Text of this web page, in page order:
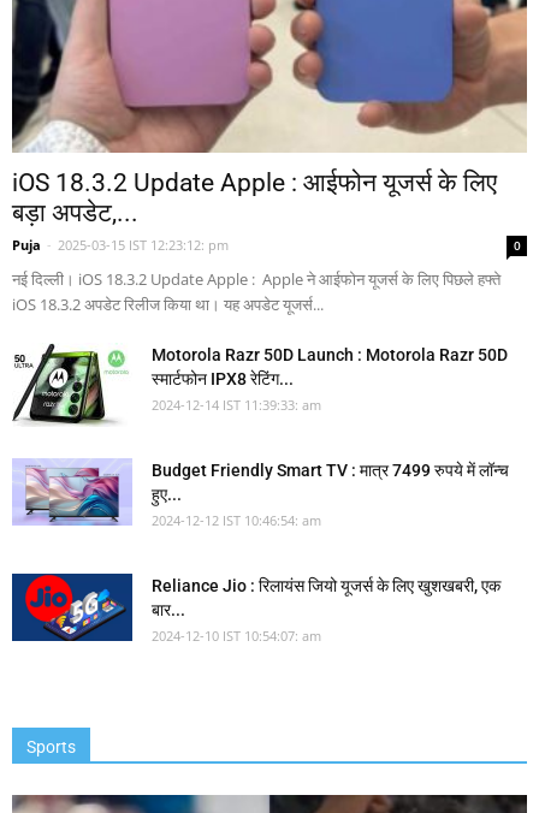
iOS 18.3.2 Update Apple : आईफोन यूजर्स के लिए
बड़ा अपडेट,...
Puja - 2025-03-15 IST 12:23:12: pm 0
नई दिल्ली। iOS 18.3.2 Update Apple : Apple ने आईफोन यूजर्स के लिए पिछले हफ्ते
iOS 18.3.2 अपडेट रिलीज किया था। यह अपडेट यूजर्स...
Motorola Razr 50D Launch : Motorola Razr 50D
स्मार्टफोन IPX8 रेटिंग...
2024-12-14 IST 11:39:33: am
Budget Friendly Smart TV : मात्र 7499 रुपये में लॉन्च
हुए...
2024-12-12 IST 10:46:54: am
Reliance Jio : रिलायंस जियो यूजर्स के लिए खुशखबरी, एक
बार...
2024-12-10 IST 10:54:07: am
Sports